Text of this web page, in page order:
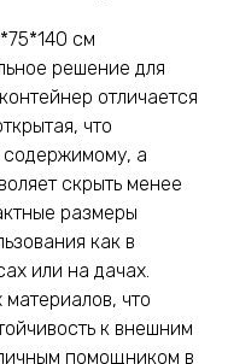
см
решение для
отличается
что
содержимому, а
скрыть менее
размеры
как в
или на дачах.
что
к внешним
помощником в